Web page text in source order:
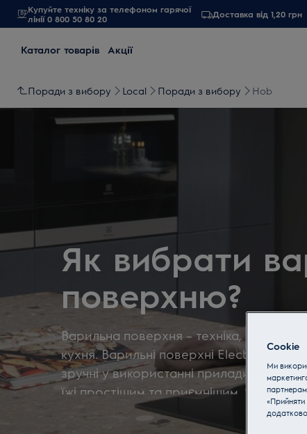
Купуйте техніку за телефоном гарячої
лінії 0 800 50 80 20
Доставка від 1,20 грн
Каталог товарів Акції
Поради з вибору Local Поради з вибору Hob
Як вибрати
поверхню?
Варильна поверхня – техніка, без
кухня. Варильні поверхніElectrolux–
зручні у використанні прилади, які
їжі простішим та приємнішим. Як
Скористайтеся нашими порадами.
Cookie
Ми